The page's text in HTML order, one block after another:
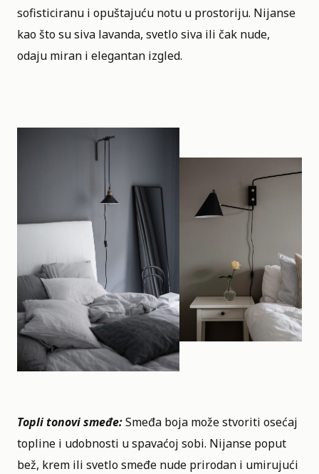
sofisticiranu i opuštajuću notu u prostoriju. Nijanse
kao što su siva lavanda, svetlo siva ili čak nude,
odaju miran i elegantan izgled.
Topli tonovi smeđe:Smeđa boja može stvoriti osećaj
topline i udobnosti u spavaćoj sobi. Nijanse poput
bež, krem ili svetlo smeđe nude prirodan i umirujući